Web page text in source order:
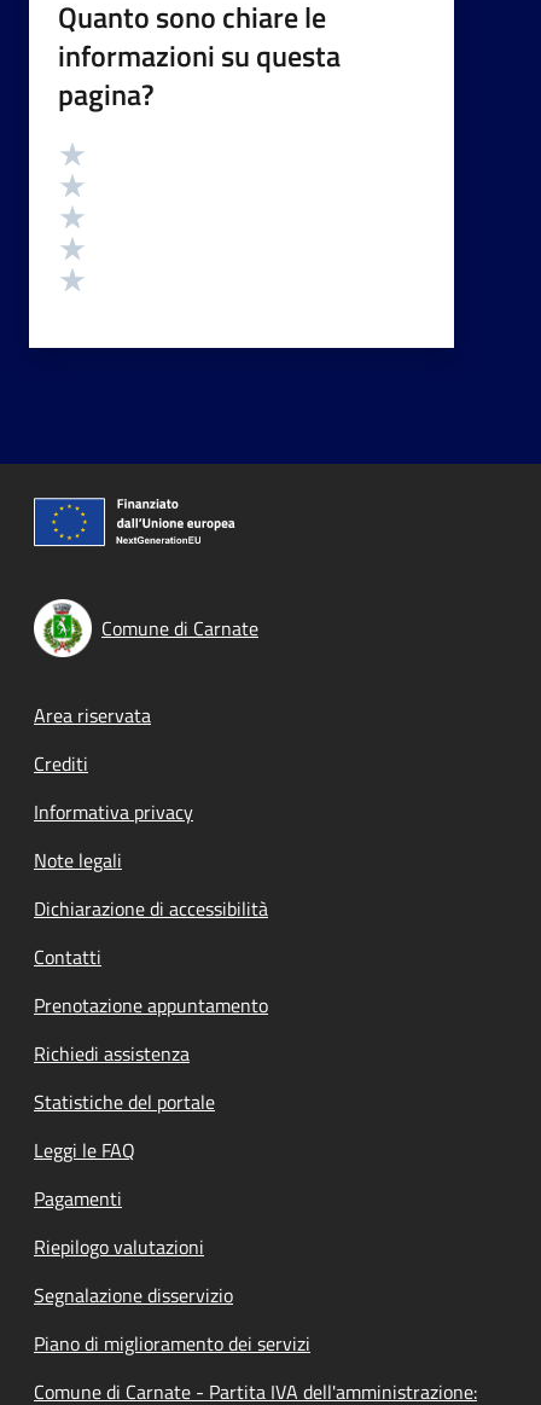
Quanto sono chiare le
informazioni su questa
pagina?
Valutazione
Comune di Carnate
Footer menu
Area riservata
Crediti
Informativa privacy
Note legali
Dichiarazione di accessibilità
Contatti
Prenotazione appuntamento
Richiedi assistenza
Statistiche del portale
Leggi le FAQ
Pagamenti
Riepilogo valutazioni
Segnalazione disservizio
Piano di miglioramento dei servizi
Comune di Carnate - Partita IVA dell'amministrazione: